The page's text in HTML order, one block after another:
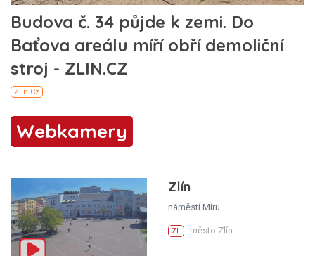
Webkamery
Zlín
náměstí Míru
ZL město Zlín